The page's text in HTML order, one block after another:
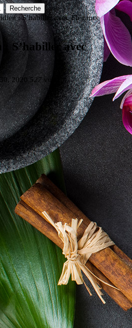
Recherche
: S’habiller avec Élégance
S’habiller avec
2020 527 vues